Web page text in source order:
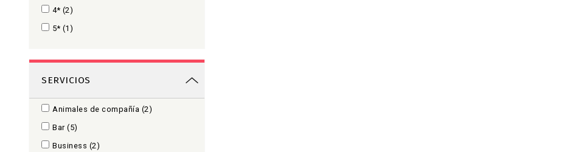
4
(2)
5
(1)
SERVICIOS
Animales de compañía (2)
Bar (5)
Business (2)